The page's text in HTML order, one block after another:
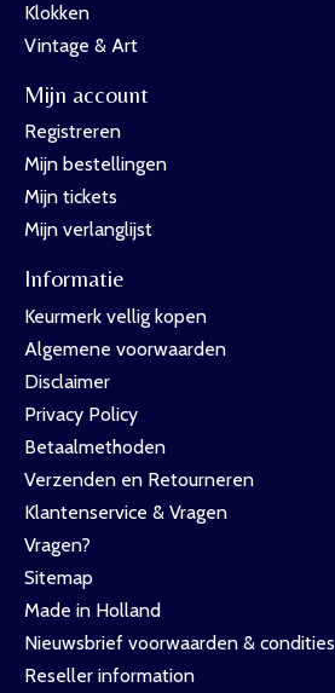
Klokken
Vintage & Art
Mijn account
Registreren
Mijn bestellingen
Mijn tickets
Mijn verlanglijst
Informatie
Keurmerk vellig kopen
Algemene voorwaarden
Disclaimer
Privacy Policy
Betaalmethoden
Verzenden en Retourneren
Klantenservice & Vragen
Vragen?
Sitemap
Made in Holland
Nieuwsbrief voorwaarden & condities
Reseller information